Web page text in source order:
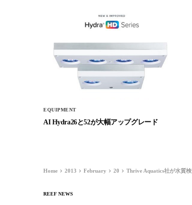
EQUIPMENT
AI Hydra26と52が大幅アップグレード
Home 2013 February 20 Thrive Aquatics社が水質
REEF NEWS